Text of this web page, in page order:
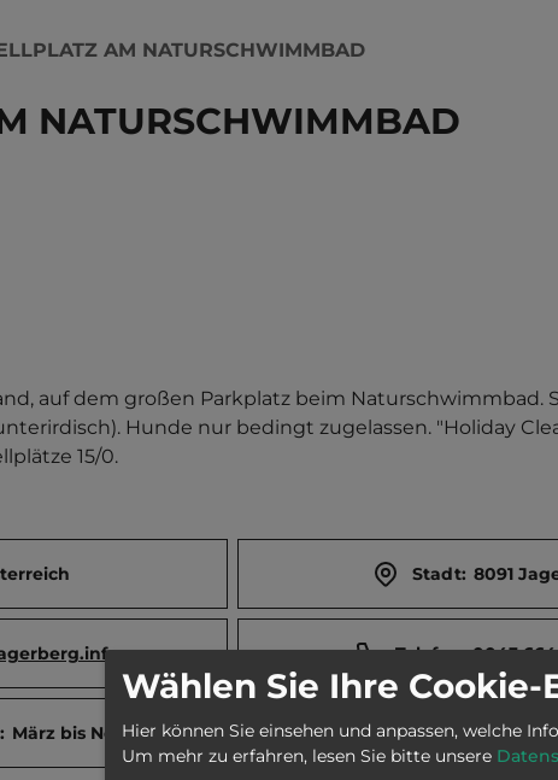
AM NATURSCHWIMMBAD
NATURSCHWIMMBAD
auf dem großen Parkplatz beim Naturschwimmbad.
Hunde nur bedingt zugelassen. "Holiday
15/0.
Stadt: 8091
Telefon: 0043 664
März bis Nov. Telefon: 0043
Wählen Sie Ihre
Hier können Sie einsehen und anpassen, welche
Um mehr zu erfahren, lesen Sie bitte unsere